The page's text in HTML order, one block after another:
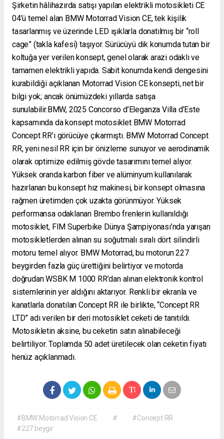
Şirketin hâlihazırda satışı yapılan elektrikli motosikleti CE
04’ü temel alan BMW Motorrad Vision CE, tek kişilik
tasarlanmış ve üzerinde LED ışıklarla donatılmış bir “roll
cage” (takla kafesi) taşıyor. Sürücüyü dik konumda tutan bir
koltuğa yer verilen konsept, genel olarak arazi odaklı ve
tamamen elektrikli yapıda. Sabit konumda kendi dengesini
kurabildiği açıklanan Motorrad Vision CE konsepti, net bir
bilgi yok; ancak önümüzdeki yıllarda satışa
sunulabilir.BMW, 2025 Concorso d’Eleganza Villa d’Este
kapsamında da konsept motosiklet BMW Motorrad
Concept RR’ı görücüye çıkarmıştı. BMW Motorrad Concept
RR, yeni nesil RR için bir önizleme sunuyor ve aerodinamik
olarak optimize edilmiş gövde tasarımını temel alıyor.
Yüksek oranda karbon fiber ve alüminyum kullanılarak
hazırlanan bu konsept hız makinesi, bir konsept olmasına
rağmen üretimden çok uzakta görünmüyor. Yüksek
performansa odaklanan Brembo frenlerin kullanıldığı
motosiklet, FIM Superbike Dünya Şampiyonası’nda yarışan
motosikletlerden alınan su soğutmalı sıralı dört silindirli
motoru temel alıyor. BMW Motorrad, bu motorun 227
beygirden fazla güç ürettiğini belirtiyor ve motorda
doğrudan WSBK M 1000 RR’dan alınan elektronik kontrol
sistemlerinin yer aldığını aktarıyor. Renkli bir ekranla ve
kanatlarla donatılan Concept RR ile birlikte, “Concept RR
LTD” adı verilen bir deri motosiklet ceketi de tanıtıldı.
Motosikletin aksine, bu ceketin satın alınabileceği
belirtiliyor. Toplamda 50 adet üretilecek olan ceketin fiyatı
henüz açıklanmadı.
#BMW Motorrad Vision CE #
#Concept RR
#227 beygir